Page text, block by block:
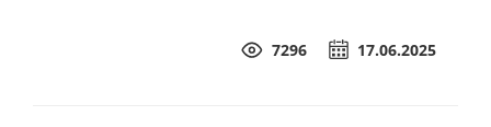
17.06.2025
7296